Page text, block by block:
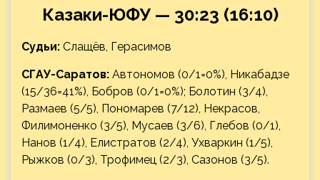
Казаки-ЮФУ — 30:23 (16:10)
Судьи: Слащёв, Герасимов
СГАУ-Саратов: Автономов (0/1=0%), Никабадзе
(15/36=41%), Бобров (0/1=0%); Болотин (3/4),
Размаев (5/5), Пономарев (7/12), Некрасов,
Филимоненко (3/5), Мусаев (3/6), Глебов (0/1),
Нанов (1/4), Елистратов (2/4), Ухваркин (1/5),
Рыжков (0/3), Трофимец (2/3), Сазонов (3/5).